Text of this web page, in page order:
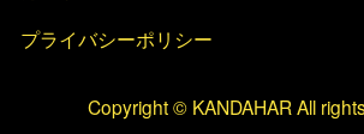
プライバシーポリシー
Copyright © KANDAHAR All